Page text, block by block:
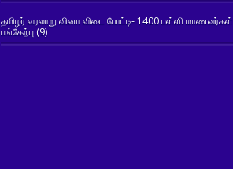
தமிழர் வரலாறு வினா விடை போட்டி- 1400 பள்ளி மாணவர்கள்
பங்கேற்பு(9)